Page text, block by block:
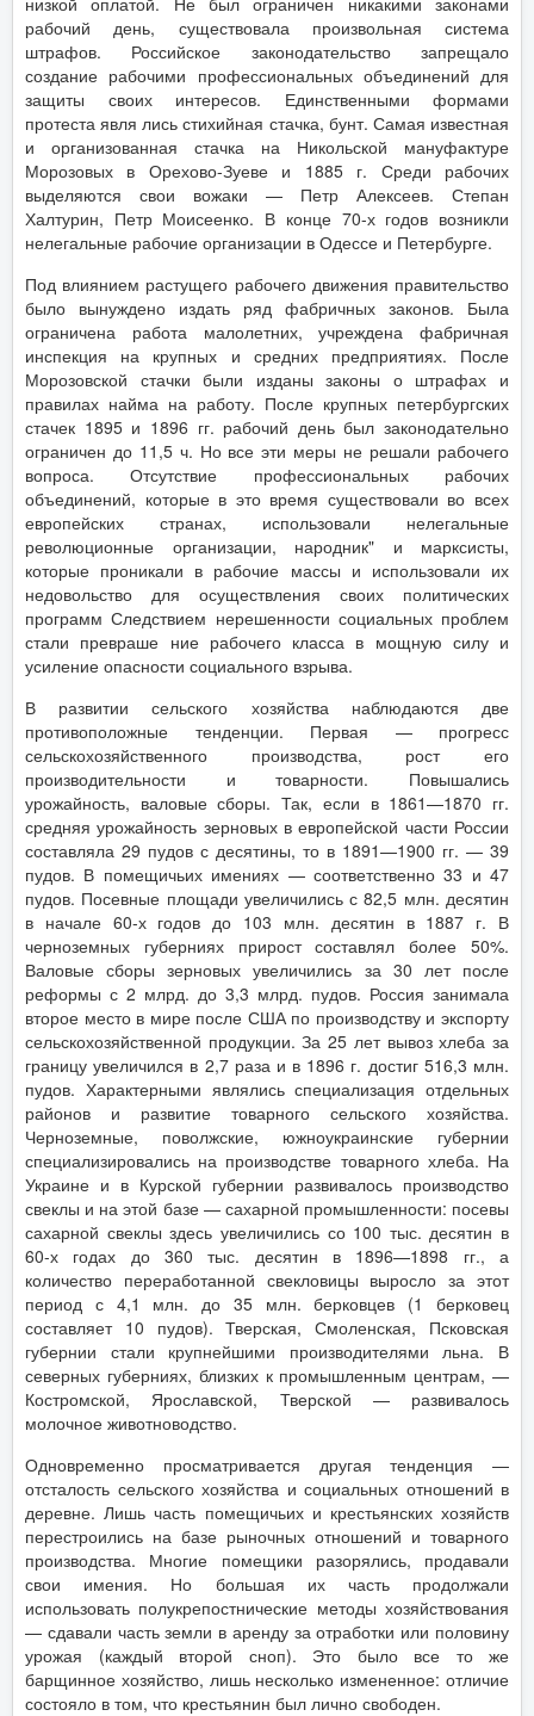
рабочий день, существовала произвольная система
штрафов. Российское законодательство запрещало
создание рабочими профессиональных объединений для
защиты своих интересов. Единственными формами
протеста явля лись стихийная стачка, бунт. Самая известная
и организованная стачка на Никольской мануфактуре
Морозовых в Орехово-Зуеве и 1885 г. Среди рабочих
выделяются свои вожаки — Петр Алексеев. Степан
Халтурин, Петр Моисеенко. В конце 70-х годов возникли
нелегальные рабочие организации в Одессе и Петербурге.
Под влиянием растущего рабочего движения правительство
было вынуждено издать ряд фабричных законов. Была
ограничена работа малолетних, учреждена фабричная
инспекция на крупных и средних предприятиях. После
Морозовской стачки были изданы законы о штрафах и
правилах найма на работу. После крупных петербургских
стачек 1895 и 1896 гг. рабочий день был законодательно
ограничен до 11,5 ч. Но все эти меры не решали рабочего
вопроса. Отсутствие профессиональных рабочих
объединений, которые в это время существовали во всех
европейских странах, использовали нелегальные
революционные организации, народник" и марксисты,
которые проникали в рабочие массы и использовали их
недовольство для осуществления своих политических
программ Следствием нерешенности социальных проблем
стали превраше ние рабочего класса в мощную силу и
усиление опасности социального взрыва.
В развитии сельского хозяйства наблюдаются две
противоположные тенденции. Первая — прогресс
сельскохозяйственного производства, рост его
производительности и товарности. Повышались
урожайность, валовые сборы. Так, если в 1861—1870 гг.
средняя урожайность зерновых в европейской части России
составляла 29 пудов с десятины, то в 1891—1900 гг. — 39
пудов. В помещичьих имениях — соответственно 33 и 47
пудов. Посевные площади увеличились с 82,5 млн. десятин
в начале 60-х годов до 103 млн. десятин в 1887 г. В
черноземных губерниях прирост составлял более 50%.
Валовые сборы зерновых увеличились за 30 лет после
реформы с 2 млрд. до 3,3 млрд. пудов. Россия занимала
второе место в мире после США по производству и экспорту
сельскохозяйственной продукции. За 25 лет вывоз хлеба за
границу увеличился в 2,7 раза и в 1896 г. достиг 516,3 млн.
пудов. Характерными являлись специализация отдельных
районов и развитие товарного сельского хозяйства.
Черноземные, поволжские, южноукраинские губернии
специализировались на производстве товарного хлеба. На
Украине и в Курской губернии развивалось производство
свеклы и на этой базе — сахарной промышленности: посевы
сахарной свеклы здесь увеличились со 100 тыс. десятин в
60-х годах до 360 тыс. десятин в 1896—1898 гг., а
количество переработанной свекловицы выросло за этот
период с 4,1 млн. до 35 млн. берковцев (1 берковец
составляет 10 пудов). Тверская, Смоленская, Псковская
губернии стали крупнейшими производителями льна. В
северных губерниях, близких к промышленным центрам, —
Костромской, Ярославской, Тверской — развивалось
молочное животноводство.
Одновременно просматривается другая тенденция —
отсталость сельского хозяйства и социальных отношений в
деревне. Лишь часть помещичьих и крестьянских хозяйств
перестроились на базе рыночных отношений и товарного
производства. Многие помещики разорялись, продавали
свои имения. Но большая их часть продолжали
использовать полукрепостнические методы хозяйствования
— сдавали часть земли в аренду за отработки или половину
урожая (каждый второй сноп). Это было все то же
барщинное хозяйство, лишь несколько измененное: отличие
состояло в том, что крестьянин был лично свободен.